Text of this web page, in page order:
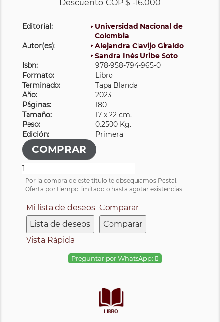
Descuento COP $ -16.000
Editorial:
Universidad Nacional de
Colombia
Autor(es):
Alejandra Clavijo Giraldo
Sandra Inés Uribe Soto
Isbn:
978-958-794-965-0
Formato:
Libro
Terminado:
Tapa Blanda
Año:
2023
Páginas:
180
Tamaño:
17 x 22 cm.
Peso:
0.2500 Kg.
Edición:
Primera
Por la compra de este título te obsequiamos Postal.
Oferta por tiempo limitado o hasta agotar existencias
Mi lista de deseos
Lista de deseos
Comparar
Comparar
Vista Rápida
Preguntar por WhatsApp: